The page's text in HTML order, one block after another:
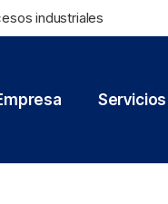
industriales
Servicios